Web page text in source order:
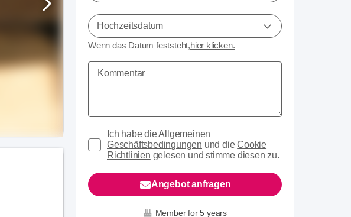
Hochzeitsdatum
Wenn das Datum feststeht,hier klicken.
Ich habe dieAllgemeinen
Geschäftsbedingungen und dieCookie
Richtlinien gelesen und stimme diesen zu.
Angebot anfragen
Member for 5 years